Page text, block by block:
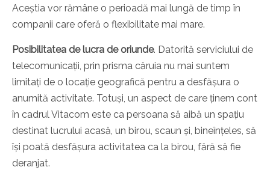
Aceștia vor rămâne o perioadă mai lungă de timp în
companii care oferă o flexibilitate mai mare.
Posibilitatea de lucra de oriunde. Datorită serviciului de
telecomunicații, prin prisma căruia nu mai suntem
limitați de o locație geografică pentru a desfășura o
anumită activitate. Totuși, un aspect de care ținem cont
în cadrul Vitacom este ca persoana să aibă un spațiu
destinat lucrului acasă, un birou, scaun și, bineînțeles, să
își poată desfășura activitatea ca la birou, fără să fie
deranjat.